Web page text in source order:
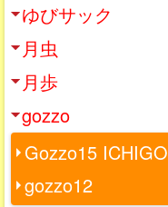
ゆびサック
月虫
月歩
gozzo
Gozzo15 ICHIGO
gozzo12